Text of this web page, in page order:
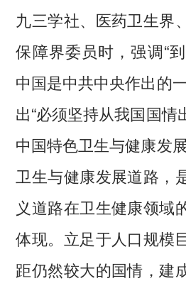
九三学社、医药卫生界
保障界委员时，强调“
中国是中共中央作出的
出“必须坚持从我国国情
中国特色卫生与健康发
卫生与健康发展道路，
义道路在卫生健康领域
体现。立足于人口规模
距仍然较大的国情，建